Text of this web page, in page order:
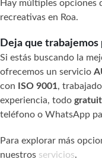
Hay múltiples opciones
recreativas en Roa.
Deja que trabajemos
Si estás buscando la
ofrecemos un servicio
con
ISO 9001,
experiencia, todo
teléfono o WhatsApp
Para explorar más
nuestros servicios.